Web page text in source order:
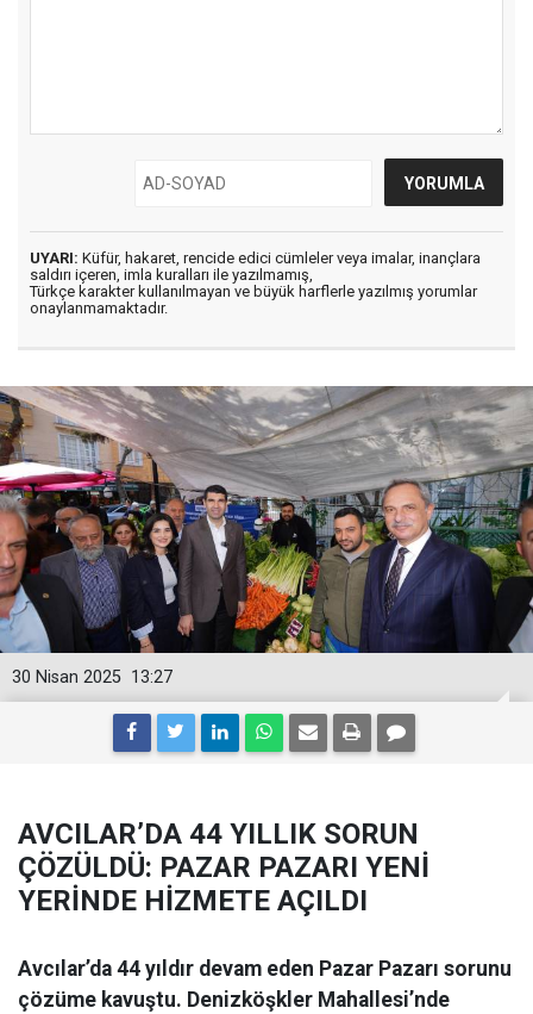
UYARI: Küfür, hakaret, rencide edici cümleler veya imalar, inançlara
saldırı içeren, imla kuralları ile yazılmamış,
Türkçe karakter kullanılmayan ve büyük harflerle yazılmış yorumlar
onaylanmamaktadır.
13:27
30 Nisan 2025
AVCILAR’DA 44 YILLIK SORUN
ÇÖZÜLDÜ: PAZAR PAZARI YENİ
YERİNDE HİZMETE AÇILDI
Avcılar’da 44 yıldır devam eden Pazar Pazarı sorunu
çözüme kavuştu. Denizköşkler Mahallesi’nde